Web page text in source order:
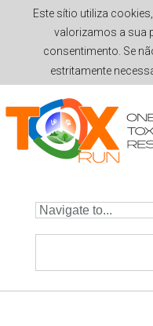
Este sítio utiliza
valorizamos a sua
consentimento. Se
estritamente